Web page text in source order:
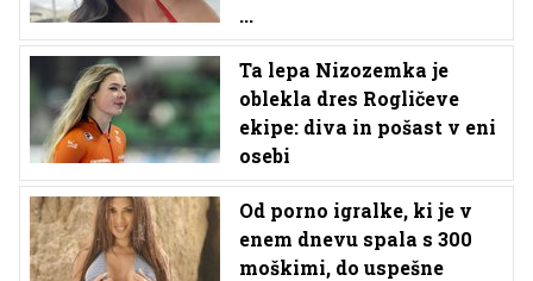
...
Ta lepa Nizozemka je
oblekla dres Rogličeve
ekipe: diva in pošast v eni
osebi
Od porno igralke, ki je v
enem dnevu spala s 300
moškimi, do uspešne